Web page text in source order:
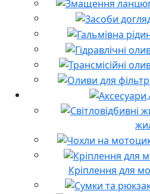
Кріплення для